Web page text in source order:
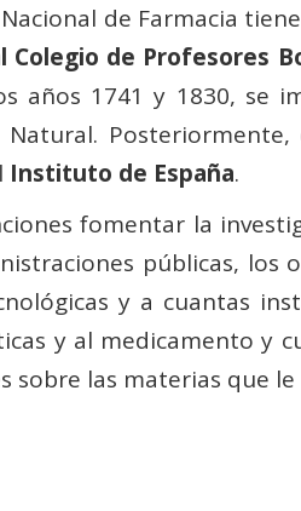
de Farmacia
Colegio de Profesores
años 1741 y 1830, se
Instituto de España.
fomentar la
públicas, los
y a cuantas
y al medicamento y
sobre las materias que le